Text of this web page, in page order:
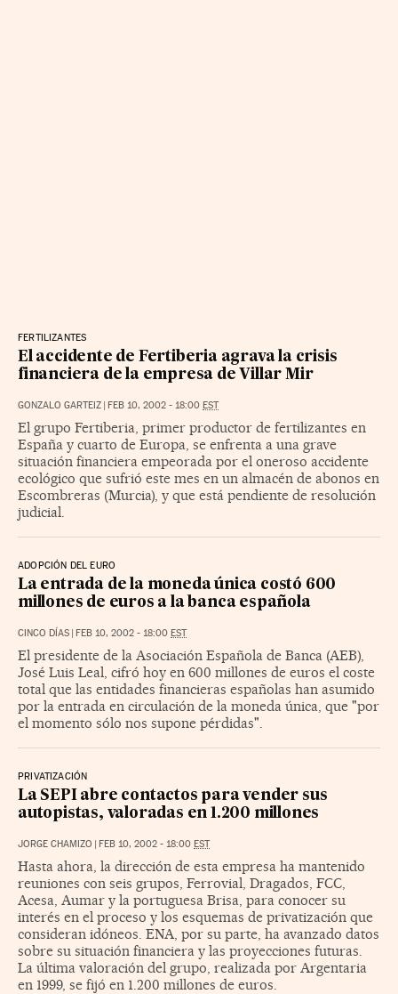
FERTILIZANTES
El accidente de Fertiberia agrava la crisis
financiera de la empresa de Villar Mir
GONZALO GARTEIZ | FEB 10, 2002 - 18:00 EST
El grupo Fertiberia, primer productor de fertilizantes en
España y cuarto de Europa, se enfrenta a una grave
situación financiera empeorada por el oneroso accidente
ecológico que sufrió este mes en un almacén de abonos en
Escombreras (Murcia), y que está pendiente de resolución
judicial.
ADOPCIÓN DEL EURO
La entrada de la moneda única costó 600
millones de euros a la banca española
CINCO DÍAS | FEB 10, 2002 - 18:00 EST
El presidente de la Asociación Española de Banca (AEB),
José Luis Leal, cifró hoy en 600 millones de euros el coste
total que las entidades financieras españolas han asumido
por la entrada en circulación de la moneda única, que "por
el momento sólo nos supone pérdidas".
PRIVATIZACIÓN
La SEPI abre contactos para vender sus
autopistas, valoradas en 1.200 millones
JORGE CHAMIZO | FEB 10, 2002 - 18:00 EST
Hasta ahora, la dirección de esta empresa ha mantenido
reuniones con seis grupos, Ferrovial, Dragados, FCC,
Acesa, Aumar y la portuguesa Brisa, para conocer su
interés en el proceso y los esquemas de privatización que
consideran idóneos. ENA, por su parte, ha avanzado datos
sobre su situación financiera y las proyecciones futuras.
La última valoración del grupo, realizada por Argentaria
en 1999, se fijó en 1.200 millones de euros.